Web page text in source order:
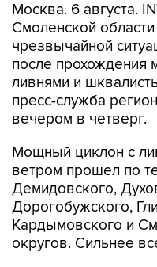
Москва. 6 августа.
Смоленской
чрезвычайной
после прохождения
ливнями и
пресс-служба
вечером в четверг.
Мощный циклон с
ветром прошел по
Демидовского,
Дорогобужского,
Кардымовского и
округов. Сильнее